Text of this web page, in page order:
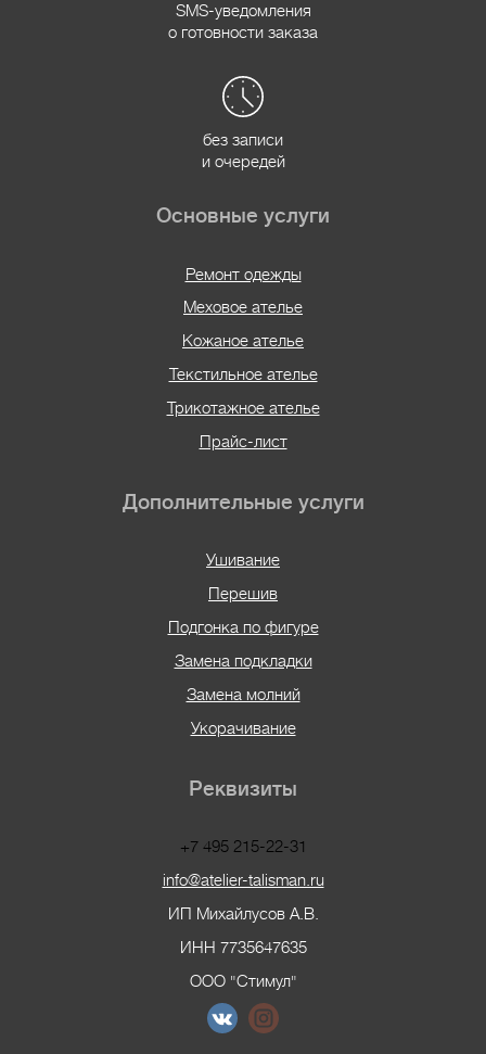
SMS-уведомления
о готовности заказа
без записи
и очередей
Основные услуги
Ремонт одежды
Меховое ателье
Кожаное ателье
Текстильное ателье
Трикотажное ателье
Прайс-лист
Дополнительные услуги
Ушивание
Перешив
Подгонка по фигуре
Замена подкладки
Замена молний
Укорачивание
Реквизиты
+7 495 215-22-31
info@atelier-talisman.ru
ИП Михайлусов А.В.
ИНН 7735647635
ООО "Стимул"